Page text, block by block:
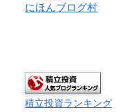
にほんブログ村
積立投資ランキング